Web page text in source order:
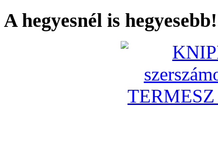
A hegyesnél is hegyesebb!